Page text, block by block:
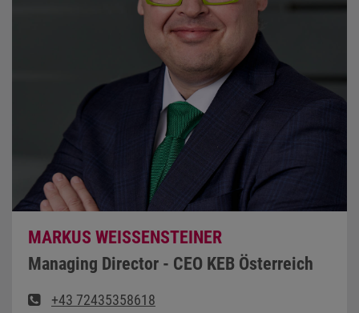
MARKUS WEISSENSTEINER
Managing Director - CEO KEB Österreich
+43 72435358618